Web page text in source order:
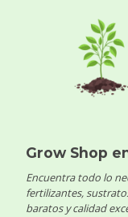
Grow Shop
Encuentra todo lo
fertilizantes,
baratos y calidad